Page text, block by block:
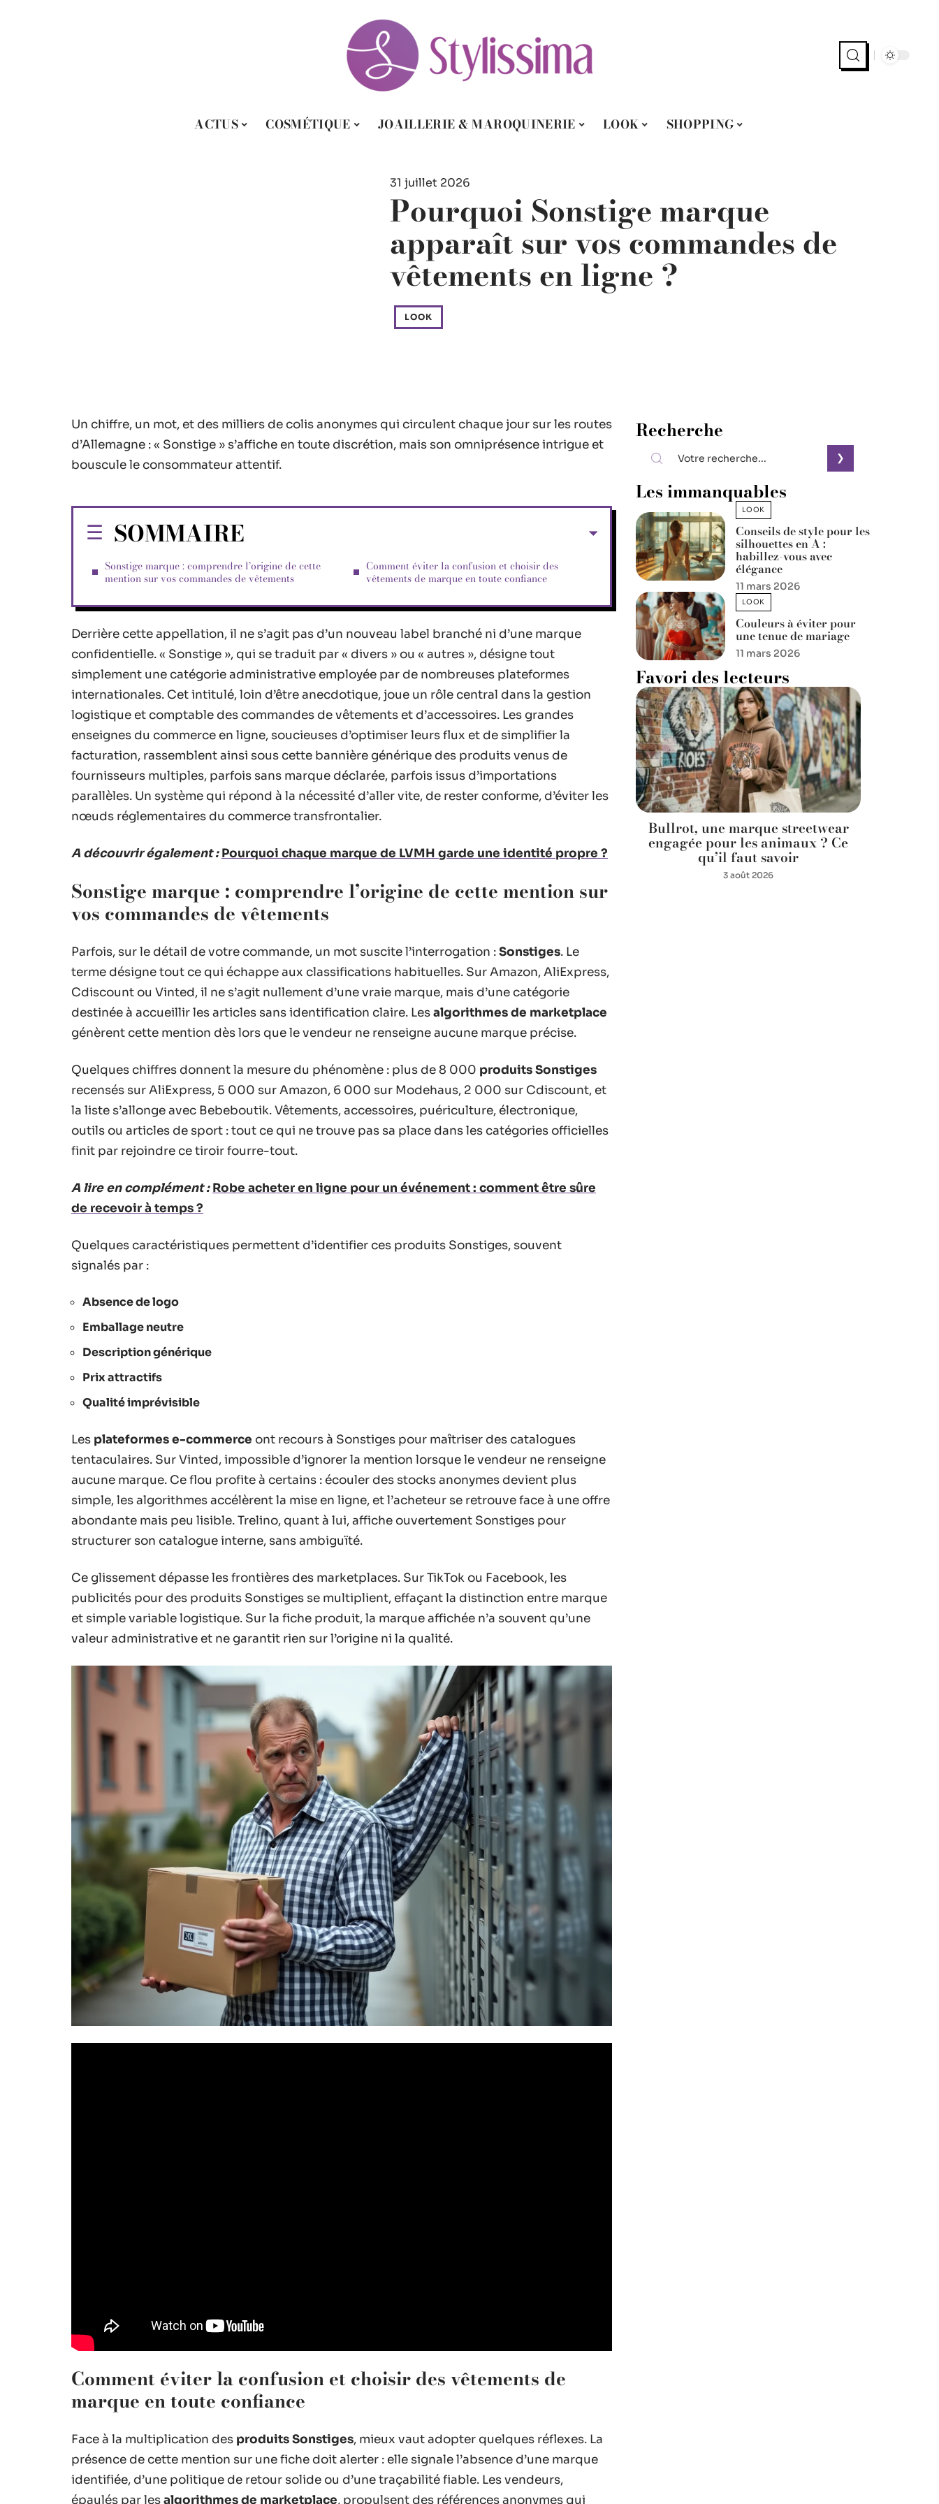
ACTUS COSMÉTIQUE JOAILLERIE & MAROQUINERIE LOOK SHOPPING
31 juillet 2026
Pourquoi Sonstige marque
apparaît sur vos commandes de
vêtements en ligne ?
LOOK
Un chiffre, un mot, et des milliers de colis anonymes qui circulent chaque jour sur les routes
d’Allemagne : « Sonstige » s’affiche en toute discrétion, mais son omniprésence intrigue et
bouscule le consommateur attentif.
SOMMAIRE
Sonstige marque : comprendre l’origine de cette
mention sur vos commandes de vêtements
Comment éviter la confusion et choisir des
vêtements de marque en toute confiance
Derrière cette appellation, il ne s’agit pas d’un nouveau label branché ni d’une marque
confidentielle. « Sonstige », qui se traduit par « divers » ou « autres », désigne tout
simplement une catégorie administrative employée par de nombreuses plateformes
internationales. Cet intitulé, loin d’être anecdotique, joue un rôle central dans la gestion
logistique et comptable des commandes de vêtements et d’accessoires. Les grandes
enseignes du commerce en ligne, soucieuses d’optimiser leurs flux et de simplifier la
facturation, rassemblent ainsi sous cette bannière générique des produits venus de
fournisseurs multiples, parfois sans marque déclarée, parfois issus d’importations
parallèles. Un système qui répond à la nécessité d’aller vite, de rester conforme, d’éviter les
nœuds réglementaires du commerce transfrontalier.
A découvrir également : Pourquoi chaque marque de LVMH garde une identité propre ?
Sonstige marque : comprendre l’origine de cette mention sur
vos commandes de vêtements
Parfois, sur le détail de votre commande, un mot suscite l’interrogation :Sonstiges. Le
terme désigne tout ce qui échappe aux classifications habituelles. Sur Amazon, AliExpress,
Cdiscount ou Vinted, il ne s’agit nullement d’une vraie marque, mais d’une catégorie
destinée à accueillir les articles sans identification claire. Lesalgorithmes de marketplace
génèrent cette mention dès lors que le vendeur ne renseigne aucune marque précise.
Quelques chiffres donnent la mesure du phénomène : plus de 8 000 produits Sonstiges
recensés sur AliExpress, 5 000 sur Amazon, 6 000 sur Modehaus, 2 000 sur Cdiscount, et
la liste s’allonge avec Bebeboutik. Vêtements, accessoires, puériculture, électronique,
outils ou articles de sport : tout ce qui ne trouve pas sa place dans les catégories officielles
finit par rejoindre ce tiroir fourre-tout.
A lire en complément : Robe acheter en ligne pour un événement : comment être sûre
de recevoir à temps ?
Quelques caractéristiques permettent d’identifier ces produits Sonstiges, souvent
signalés par :
Absence de logo
Emballage neutre
Description générique
Prix attractifs
Qualité imprévisible
Les plateformes e-commerce ont recours à Sonstiges pour maîtriser des catalogues
tentaculaires. Sur Vinted, impossible d’ignorer la mention lorsque le vendeur ne renseigne
aucune marque. Ce flou profite à certains : écouler des stocks anonymes devient plus
simple, les algorithmes accélèrent la mise en ligne, et l’acheteur se retrouve face à une offre
abondante mais peu lisible. Trelino, quant à lui, affiche ouvertement Sonstiges pour
structurer son catalogue interne, sans ambiguïté.
Ce glissement dépasse les frontières des marketplaces. Sur TikTok ou Facebook, les
publicités pour des produits Sonstiges se multiplient, effaçant la distinction entre marque
et simple variable logistique. Sur la fiche produit, la marque affichée n’a souvent qu’une
valeur administrative et ne garantit rien sur l’origine ni la qualité.
Comment éviter la confusion et choisir des vêtements de
marque en toute confiance
Face à la multiplication des produits Sonstiges, mieux vaut adopter quelques réflexes. La
présence de cette mention sur une fiche doit alerter : elle signale l’absence d’une marque
identifiée, d’une politique de retour solide ou d’une traçabilité fiable. Les vendeurs,
épaulés par lesalgorithmes de marketplace, propulsent des références anonymes qui
Recherche
Les immanquables
LOOK
Conseils de style pour les
silhouettes en A :
habillez-vous avec
élégance
11 mars 2026
LOOK
Couleurs à éviter pour
une tenue de mariage
11 mars 2026
Favori des lecteurs
Bullrot, une marque streetwear
engagée pour les animaux ? Ce
qu’il faut savoir
3 août 2026